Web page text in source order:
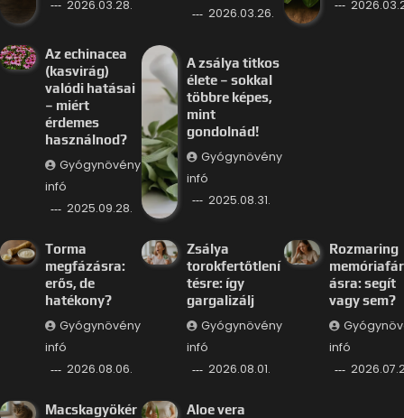
2026.03.28.
2026.03.26.
Az echinacea
(kasvirág)
valódi hatásai
– miért
érdemes
használnod?
Gyógynövény
infó
2025.09.28.
A zsálya titkos
élete – sokkal
többre képes,
mint
gondolnád!
Gyógynövény
infó
2025.08.31.
Torma
megfázásra:
erős, de
hatékony?
Gyógynövény
infó
2026.08.06.
Zsálya
torokfertőtlení
tésre: így
gargalizálj
Gyógynövény
infó
2026.08.01.
Rozmaring
ásra: segít
vagy sem?
infó
Macskagyökér
Aloe vera